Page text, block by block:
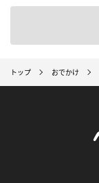
トップ おでかけ